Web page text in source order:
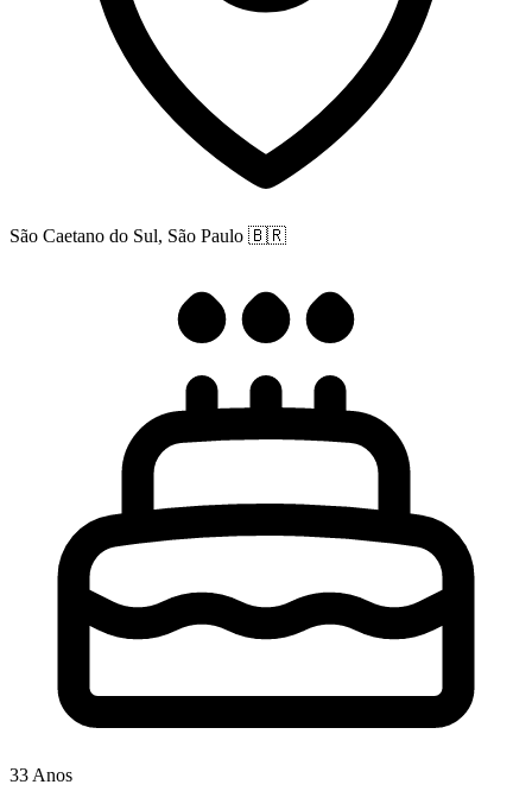
São Caetano do Sul, São Paulo 🇧🇷
33 Anos